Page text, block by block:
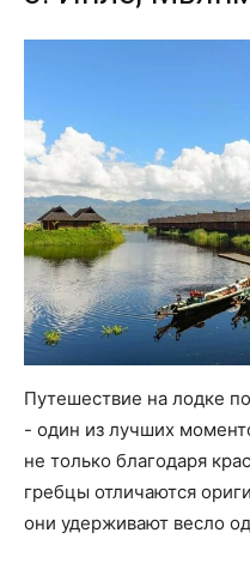
Путешествие на лодке
- один из лучших
не только благодаря
гребцы отличаются
они удерживают весло